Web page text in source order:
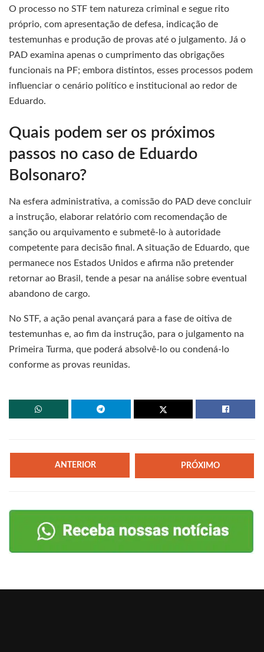
O processo no STF tem natureza criminal e segue rito
próprio, com apresentação de defesa, indicação de
testemunhas e produção de provas até o julgamento. Já o
PAD examina apenas o cumprimento das obrigações
funcionais na PF; embora distintos, esses processos podem
influenciar o cenário político e institucional ao redor de
Eduardo.
Quais podem ser os próximos
passos no caso de Eduardo
Bolsonaro?
Na esfera administrativa, a comissão do PAD deve concluir
a instrução, elaborar relatório com recomendação de
sanção ou arquivamento e submetê-lo à autoridade
competente para decisão final. A situação de Eduardo, que
permanece nos Estados Unidos e afirma não pretender
retornar ao Brasil, tende a pesar na análise sobre eventual
abandono de cargo.
No STF, a ação penal avançará para a fase de oitiva de
testemunhas e, ao fim da instrução, para o julgamento na
Primeira Turma, que poderá absolvê-lo ou condená-lo
conforme as provas reunidas.
ANTERIOR PRÓXIMO